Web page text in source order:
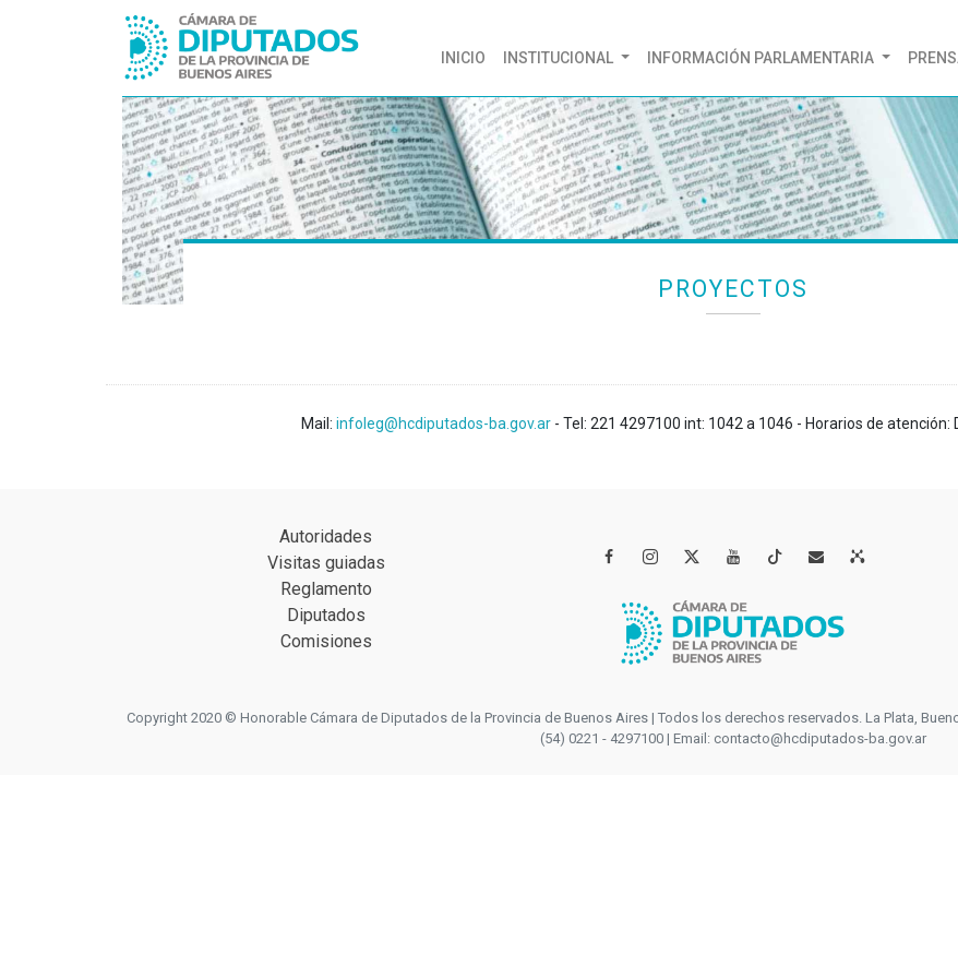
INICIO (CURRENT)
INSTITUCIONAL INFORMACIÓN PARLAMENTARIA
PROYECTOS
Mail: infoleg@hcdiputados-ba.gov.ar - Tel: 221 4297100 int: 1042 a 1046 - Horarios de atención:
Autoridades
Visitas guiadas
Reglamento
Diputados
Comisiones
   
Copyright 2020 © Honorable Cámara de Diputados de la Provincia de Buenos Aires | Todos los derechos reservados. La Plata,
(54) 0221 - 4297100 | Email: contacto@hcdiputados-ba.gov.ar